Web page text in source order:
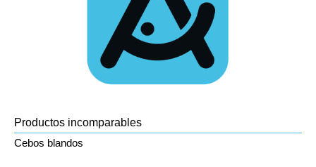
Productos incomparables
Cebos blandos